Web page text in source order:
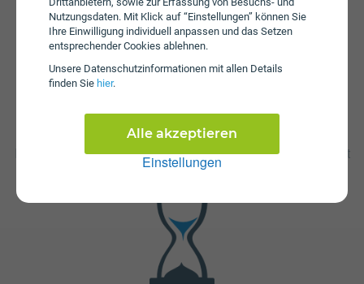
Nutzungsdaten. Mit Klick auf “Einstellungen” können Sie
Ihre Einwilligung individuell anpassen und das Setzen
entsprechender Cookies ablehnen.
Unsere Daten­schutz­informationen mit allen Details
finden Sie hier.
Einstellungen
Alle akzeptieren
Fristen
Die Vertragslaufzeit bei Internet fiber Ardagger 500 NAT +
IP-Festnetz beträgt 24 Monate. Die Kündigungsfrist beträgt
1 Monat.